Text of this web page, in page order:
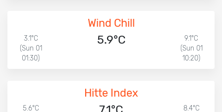
Wind Chill
3.1°C
(Sun 01
01:30)
5.9°C
9.1°C
(Sun 01
10:20)
Hitte Index
5.6°C
8.4°C